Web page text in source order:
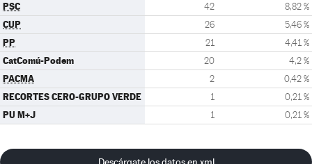
PSC 42 8,82 %
CUP 26 5,46 %
PP 21 4,41 %
CatComú-Podem 20 4,2 %
PACMA 2 0,42 %
RECORTES CERO-GRUPO VERDE 1 0,21 %
PU M+J 1 0,21 %